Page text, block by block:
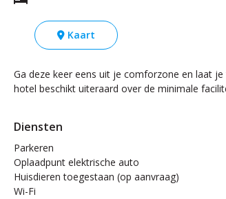
Kaart
Ga deze keer eens uit je comforzone en laat
hotel beschikt uiteraard over de minimale
Diensten
Parkeren
Oplaadpunt elektrische auto
Huisdieren toegestaan (op aanvraag)
Wi-Fi